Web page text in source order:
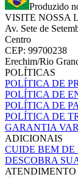
Produzido
VISITE NOSSA
Av. Sete de
Centro
CEP: 99700238
Erechim/Rio
POLÍTICAS
POLÍTICA DE
POLÍTICA DE
POLÍTICA DE
POLÍTICA DE
GARANTIA
ADICIONAIS
CUIDE BEM DE
DESCOBRA
ATENDIMENTO